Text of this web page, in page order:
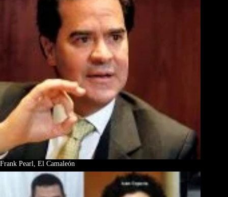
Frank Pearl, El Camaleón